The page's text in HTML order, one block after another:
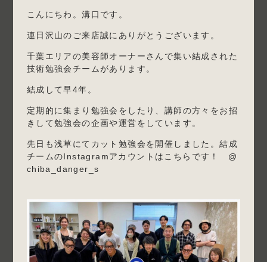
こんにちわ。溝口です。
連日沢山のご来店誠にありがとうございます。
千葉エリアの美容師オーナーさんで集い結成された
技術勉強会チームがあります。
結成して早4年。
定期的に集まり勉強会をしたり、講師の方々をお招
きして勉強会の企画や運営をしています。
先日も浅草にてカット勉強会を開催しました。結成
チームのInstagramアカウントはこちらです！ @
chiba_danger_s